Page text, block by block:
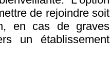
de rejoindre soit
en cas de graves
un établissement